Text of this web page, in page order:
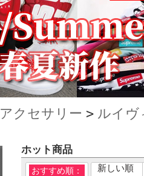
アクセサリー > ルイヴ
ホット商品
おすすめ順： 新しい順